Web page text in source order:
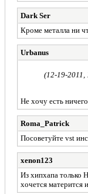
Dark Ser
Кроме металла ни
Urbanus
(12-19-2011,
Не хочу есть
Roma_Patrick
Посоветуйте vst
xenon123
Из хипхапа только
хочется матерится